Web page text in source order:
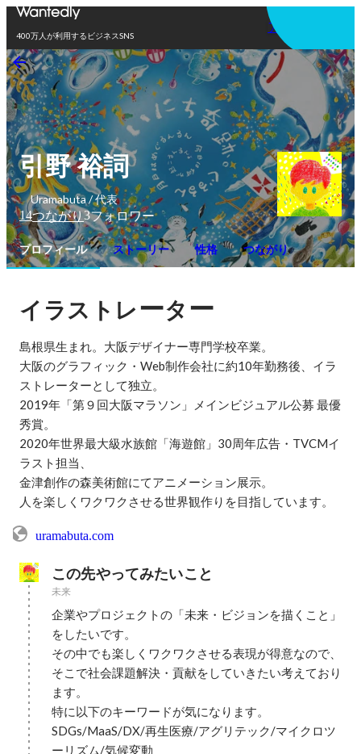
400万人が利用するビジネスSNS
アプリを使う
引野 裕詞
Uramabuta / 代表
14つながり3フォロワー
プロフィール ストーリー 性格 つながり
イラストレーター
島根県生まれ。大阪デザイナー専門学校卒業。
大阪のグラフィック・Web制作会社に約10年勤務後、イラ
ストレーターとして独立。
2019年「第９回大阪マラソン」メインビジュアル公募 最優
秀賞。
2020年世界最大級水族館「海遊館」30周年広告・TVCMイ
ラスト担当、
金津創作の森美術館にてアニメーション展示。
人を楽しくワクワクさせる世界観作りを目指しています。
uramabuta.com
この先やってみたいこと
未来
企業やプロジェクトの「未来・ビジョンを描くこと」
をしたいです。
その中でも楽しくワクワクさせる表現が得意なので、
そこで社会課題解決・貢献をしていきたい考えており
ます。
特に以下のキーワードが気になります。
SDGs/MaaS/DX/再生医療/アグリテック/マイクロツ
ーリズム/気候変動